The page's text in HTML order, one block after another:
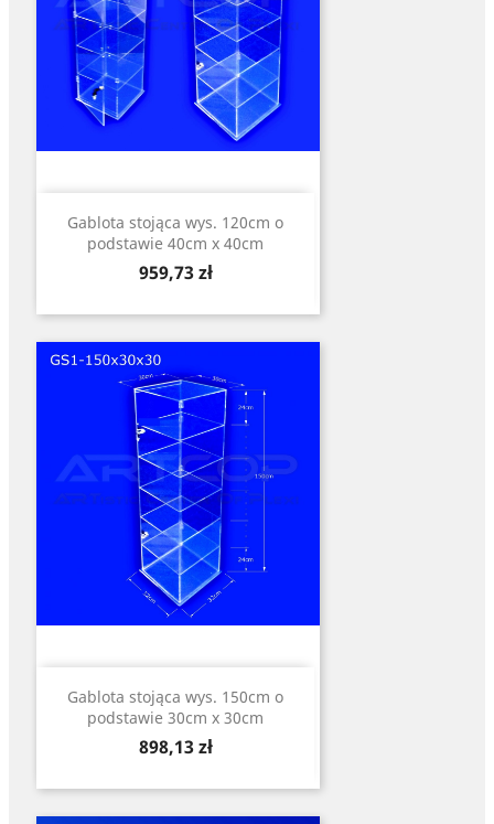
Gablota stojąca wys. 120cm o
podstawie 40cm x 40cm
Cena
959,73 zł
Gablota stojąca wys. 150cm o
podstawie 30cm x 30cm
Cena
898,13 zł